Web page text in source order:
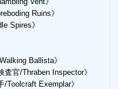
Ruins》
Spires》
Ballista》
査官/Thraben Inspector》
Toolcraft Exemplar》